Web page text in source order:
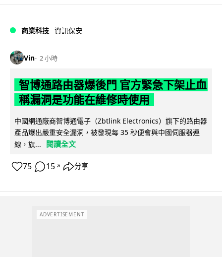
商業科技 資訊保安
Vin 2 小時
智博通路由器爆後門 官方緊急下架止血
稱漏洞是功能在維修時使用
中國網通廠商智博通電子（Zbtlink Electronics）旗下的路由器
產品爆出嚴重安全漏洞，被發現每 35 秒便會與中國伺服器連
線，旗...
閱讀全文
75 15 ↗ 分享
ADVERTISEMENT